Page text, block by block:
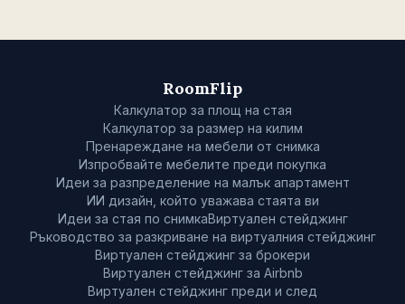
RoomFlip
Калкулатор за площ на стая
Калкулатор за размер на килим
Пренареждане на мебели от снимка
Изпробвайте мебелите преди покупка
Идеи за разпределение на малък апартамент
ИИ дизайн, който уважава стаята ви
Идеи за стая по снимкаВиртуален стейджинг
Ръководство за разкриване на виртуалния стейджинг
Виртуален стейджинг за брокери
Виртуален стейджинг за Airbnb
Виртуален стейджинг преди и след